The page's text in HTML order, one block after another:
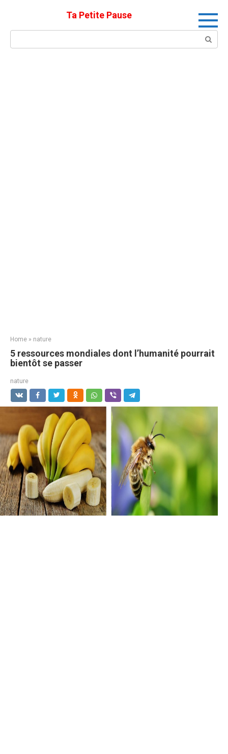
Ta Petite Pause
Search:
Home » nature
5 ressources mondiales dont l’humanité pourrait
bientôt se passer
nature